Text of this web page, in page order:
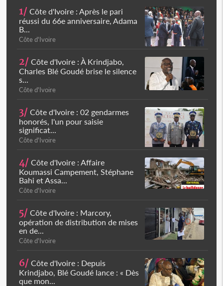
1/ Côte d'Ivoire : Après le pari
réussi du 66e anniversaire, Adama
B...
Côte d'Ivoire
2/ Côte d'Ivoire : À Krindjabo,
Charles Blé Goudé brise le silence
s...
Côte d'Ivoire
3/ Côte d'Ivoire : 02 gendarmes
honorés, l'un pour saisie
significat...
Côte d'Ivoire
4/ Côte d'Ivoire : Affaire
Koumassi Campement, Stéphane
Bahi et Assa...
Côte d'Ivoire
5/ Côte d'Ivoire : Marcory,
opération de distribution de mises
en de...
Côte d'Ivoire
6/ Côte d'Ivoire : Depuis
Krindjabo, Blé Goudé lance : « Dès
que mon...